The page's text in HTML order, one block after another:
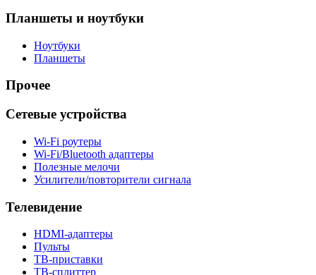
Планшеты и ноутбуки
Ноутбуки
Планшеты
Прочее
Сетевые устройства
Wi-Fi роутеры
Wi-Fi/Bluetooth адаптеры
Полезные мелочи
Усилители/повторители сигнала
Телевидение
HDMI-адаптеры
Пульты
ТВ-приставки
ТВ-сплиттер